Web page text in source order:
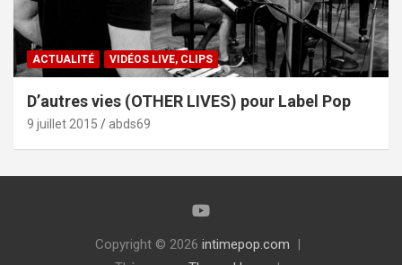
ACTUALITÉ VIDÉOS LIVE, CLIPS
D’autres vies (OTHER LIVES) pour Label Pop
9 juillet 2015 abds69
Copyright © 2026 intimepop.com